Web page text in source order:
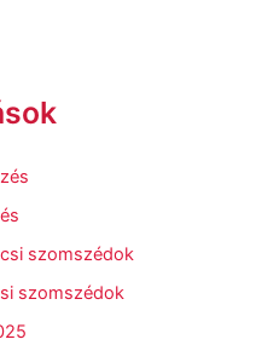
szomszédok
szomszédok